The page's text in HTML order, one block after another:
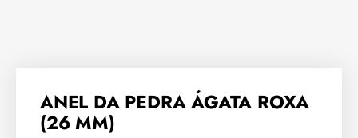
ANEL DA PEDRA ÁGATA ROXA
(26 MM)